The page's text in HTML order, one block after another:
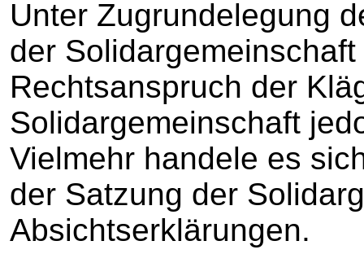
Unter Zugrundelegung
der
Rechtsanspruch der
Solidargemeinschaft
Vielmehr handele es
der Satzung der
Absichtserklärungen.